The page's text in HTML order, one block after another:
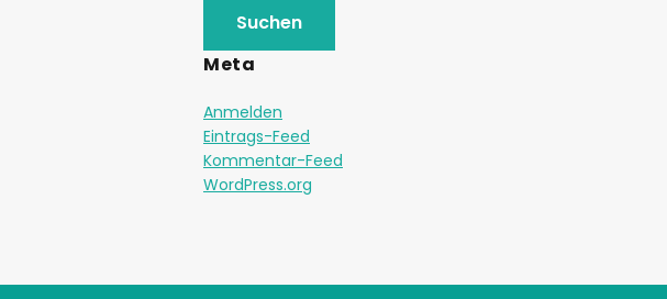
Meta
Anmelden
Eintrags-Feed
Kommentar-Feed
WordPress.org